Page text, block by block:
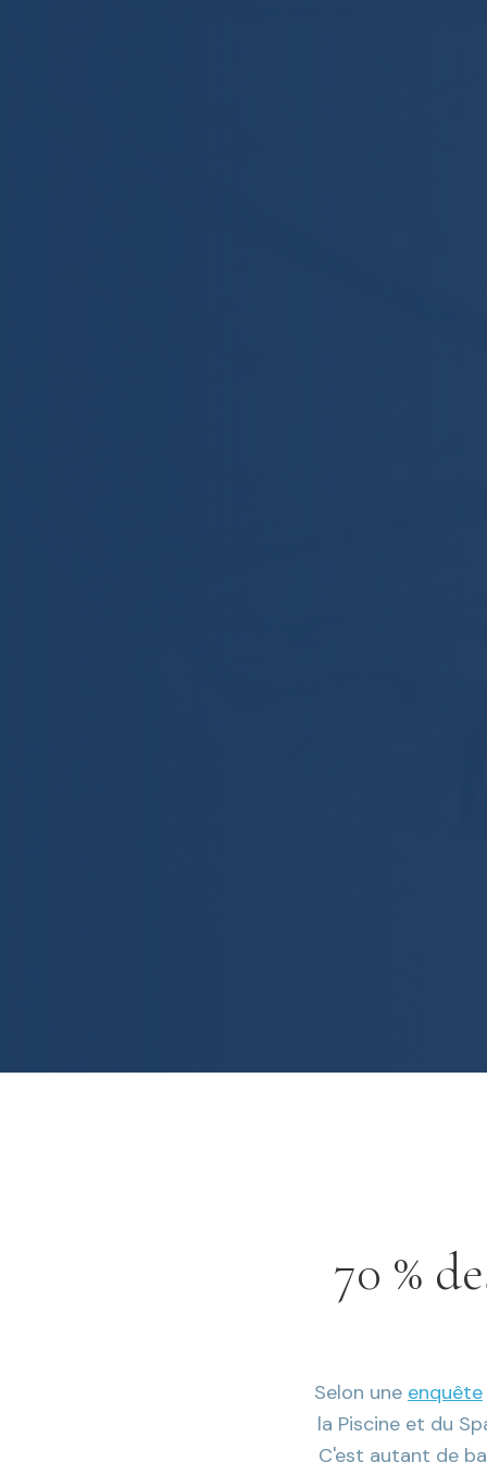
70 %
Selon une enquête
la Piscine et du
C'est autant de